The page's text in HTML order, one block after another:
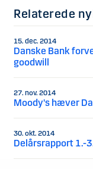
Relaterede
15. dec. 2014
Danske Bank
goodwill
27. nov. 2014
Moody's hæver
30. okt. 2014
Delårsrapport 1.-